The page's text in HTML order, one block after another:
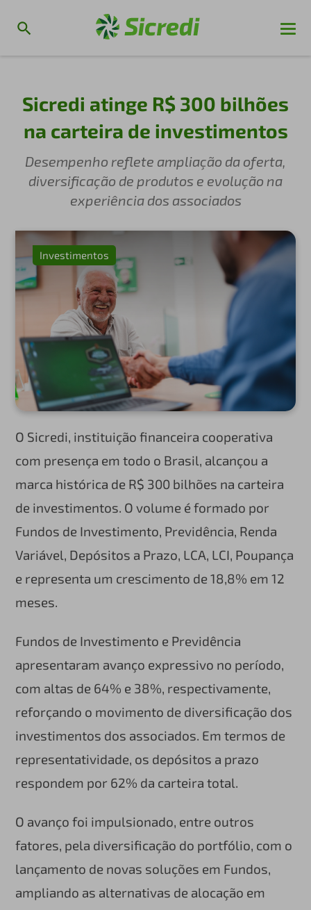
Sicredi atinge R$ 300 bilhões
na carteira de investimentos
Desempenho reflete ampliação da oferta,
diversificação de produtos e evolução na
experiência dos associados
Investimentos
O Sicredi, instituição financeira cooperativa
com presença em todo o Brasil, alcançou a
marca histórica de R$ 300 bilhões na carteira
de investimentos. O volume é formado por
Fundos de Investimento, Previdência, Renda
Variável, Depósitos a Prazo, LCA, LCI, Poupança
e representa um crescimento de 18,8% em 12
meses.
Fundos de Investimento e Previdência
apresentaram avanço expressivo no período,
com altas de 64% e 38%, respectivamente,
reforçando o movimento de diversificação dos
investimentos dos associados. Em termos de
representatividade, os depósitos a prazo
respondem por 62% da carteira total.
O avanço foi impulsionado, entre outros
fatores, pela diversificação do portfólio, com o
lançamento de novas soluções em Fundos,
ampliando as alternativas de alocação em